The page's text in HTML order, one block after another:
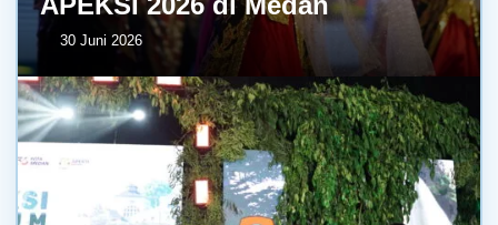
30 Juni 2026